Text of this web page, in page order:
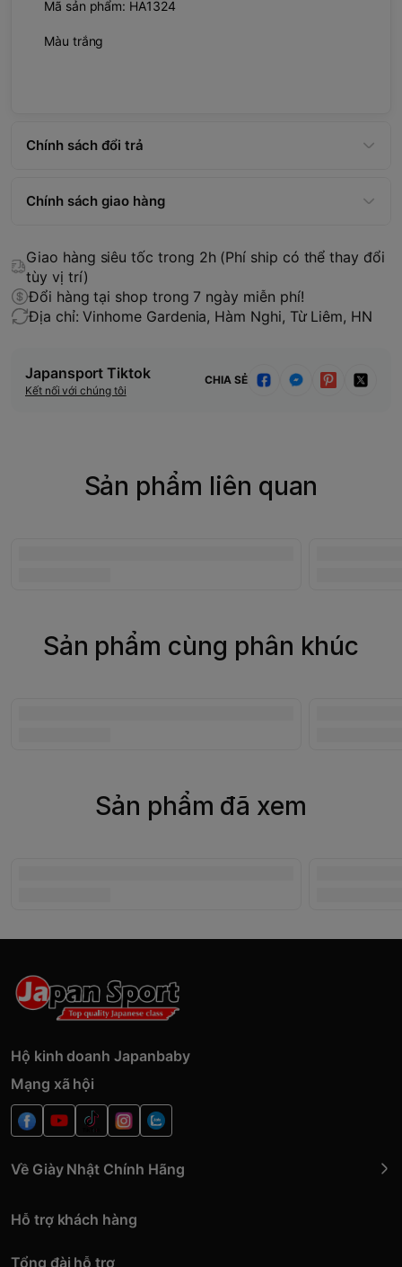
Mã sản phẩm: HA1324
Màu trắng
Chính sách đổi trả
Chính sách giao hàng
Giao hàng siêu tốc trong 2h (Phí ship có thể thay đổi
tùy vị trí)
Đổi hàng tại shop trong 7 ngày miễn phí!
Địa chỉ: Vinhome Gardenia, Hàm Nghi, Từ Liêm, HN
Japansport Tiktok
Kết nối với chúng tôi
CHIA SẺ
Sản phẩm liên quan
Sản phẩm cùng phân khúc
Sản phẩm đã xem
Hộ kinh doanh Japanbaby
Mạng xã hội
Về Giày Nhật Chính Hãng
Hỗ trợ khách hàng
Tổng đài hỗ trợ